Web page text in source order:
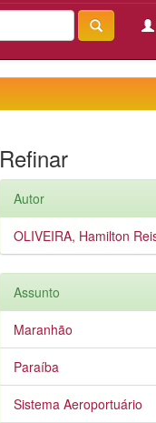
Refinar
Autor
OLIVEIRA, Hamilton
Assunto
Maranhão
Paraíba
Sistema Aeroportuário